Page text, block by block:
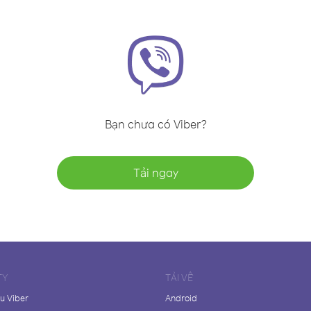
Bạn chưa có Viber?
Tải ngay
Viber
TẢI VỀ
Android